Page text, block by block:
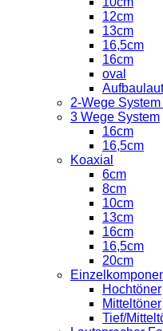
12cm
13cm
16,5cm
16cm
oval
2-Wege System
3 Wege System
16cm
16,5cm
Koaxial
6cm
8cm
10cm
13cm
16cm
16,5cm
20cm
Hochtöner
Mitteltöner
Tief/